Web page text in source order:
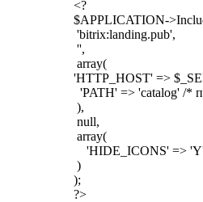
<?
$APPLICATION-
'bitrix:landing.pub',
'',
array(
'HTTP_HOST' =>
'PATH' => 'catalog' /*
),
null,
array(
'HIDE_ICONS' =>
)
);
?>